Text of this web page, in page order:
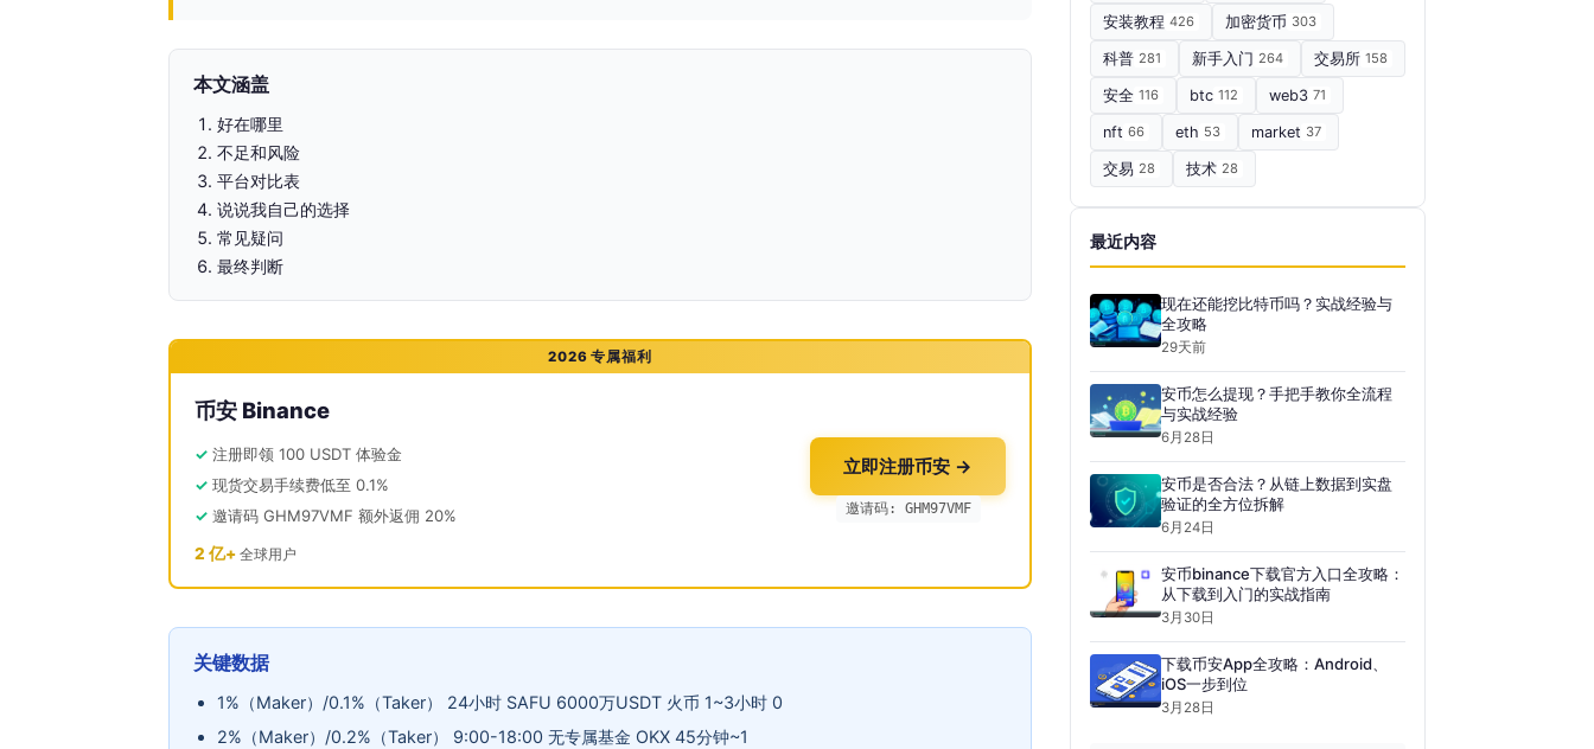
本文涵盖
好在哪里
不足和风险
平台对比表
说说我自己的选择
常见疑问
最终判断
2026 专属福利
币安 Binance
注册即领 100 USDT 体验金
现货交易手续费低至 0.1%
邀请码 GHM97VMF 额外返佣 20%
2 亿+ 全球用户
立即注册币安 →
邀请码: GHM97VMF
关键数据
1%（Maker）/0.1%（Taker） 24小时 SAFU 6000万USDT 火币 1~3小时 0
2%（Maker）/0.2%（Taker） 9:00-18:00 无专属基金 OKX 45分钟~1
安装教程 426 加密货币 303
科普 281 新手入门 264 交易所 158
安全 116 btc 112 web3 71
nft 66 eth 53 market 37
交易 28 技术 28
最近内容
现在还能挖比特币吗？实战经验与
全攻略
29天前
安币怎么提现？手把手教你全流程
与实战经验
6月28日
安币是否合法？从链上数据到实盘
验证的全方位拆解
6月24日
安币binance下载官方入口全攻略：
从下载到入门的实战指南
3月30日
下载币安App全攻略：Android、
iOS一步到位
3月28日